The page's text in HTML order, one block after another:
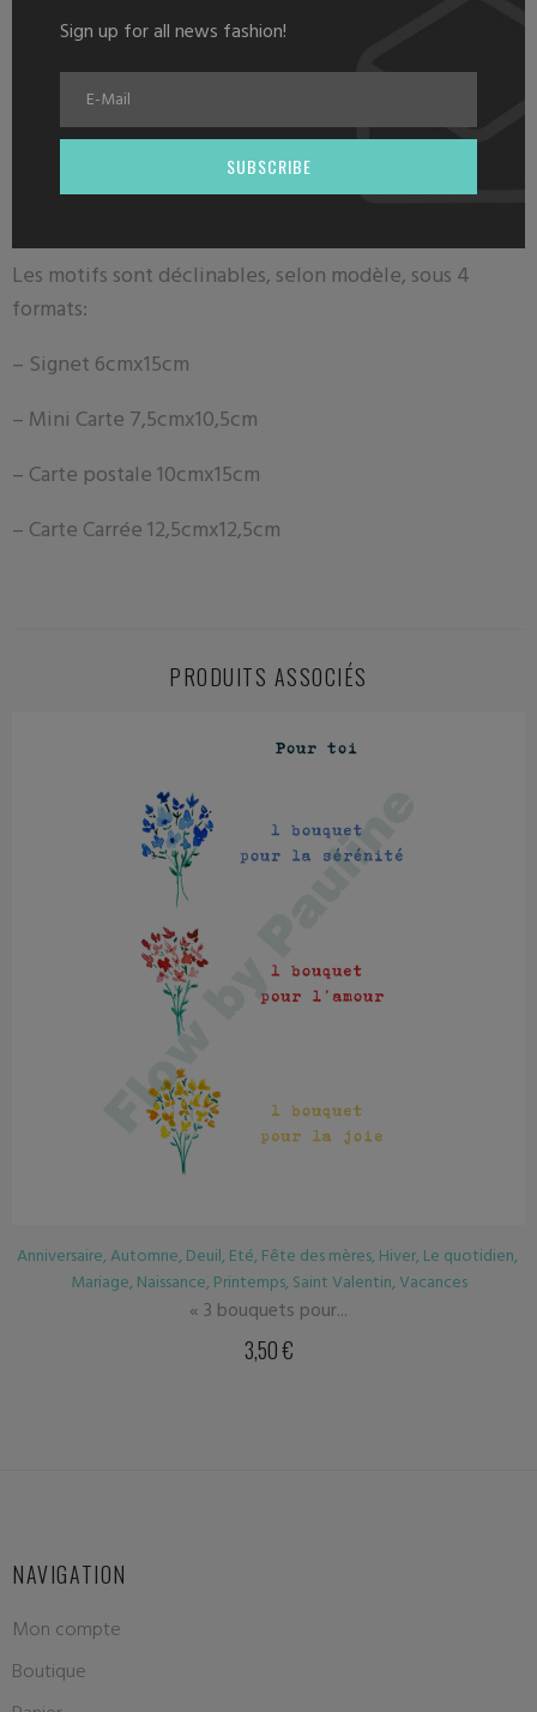
Description
Nos signets sont peints avec amour et imprimés par un
Les motifs sont déclinables, selon modèle, sous 4
formats:
– Signet 6cmx15cm
– Mini Carte 7,5cmx10,5cm
– Carte postale10cmx15cm
– Carte Carrée 12,5cmx12,5cm
PRODUITS ASSOCIÉS
,Automne,Deuil,Eté,Fête des mères,Hiver,Le quotidien,
Mariage,Naissance,Printemps,Saint Valentin,Vacances
« 3 bouquets pour...
NAVIGATION
Mon compte
Boutique
Sign up for all news fashion!
SUBSCRIBE